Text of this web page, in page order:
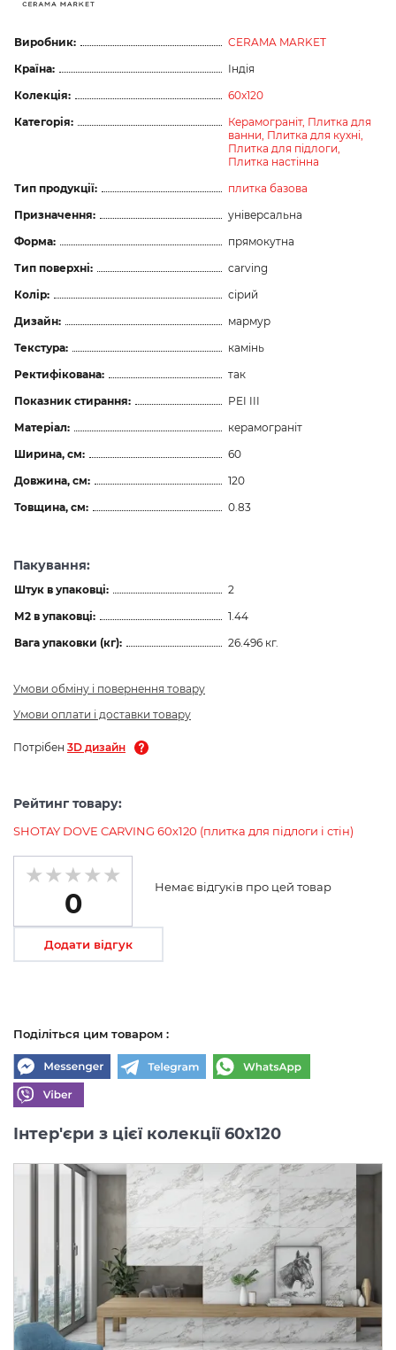
Виробник:
CERAMA MARKET
Країна:
Індія
Колекція:
60x120
Категорія:
Керамограніт, Плитка для
ванни, Плитка для кухні,
Плитка для підлоги,
Плитка настінна
Тип продукції:
плитка базова
Призначення:
універсальна
Форма:
прямокутна
Тип поверхні:
carving
Колір:
сірий
Дизайн:
мармур
Текстура:
камінь
Ректифікована:
так
Показник стирання:
PEI III
Матеріал:
керамограніт
Ширина, см:
60
Довжина, см:
120
Товщина, см:
0.83
Пакування:
Штук в упаковці:
2
М2 в упаковці:
1.44
Вага упаковки (кг):
26.496 кг.
Умови обміну і повернення товару
Умови оплати і доставки товару
Потрібен 3D дизайн
Рейтинг товару:
SHOTAY DOVE CARVING 60х120 (плитка для підлоги і стін)
0
Немає відгуків про цей товар
Додати відгук
Поділіться цим товаром :
Інтер'єри з цієї колекції 60x120